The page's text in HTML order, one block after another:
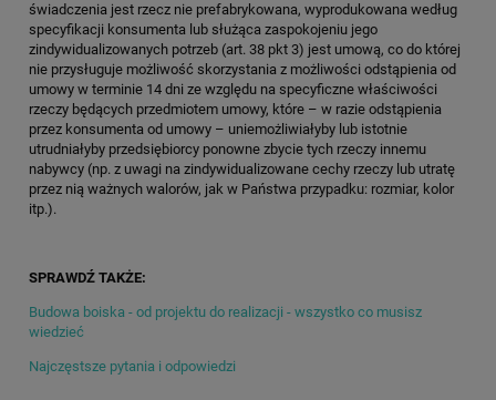
świadczenia jest rzecz nie prefabrykowana, wyprodukowana według
specyfikacji konsumenta lub służąca zaspokojeniu jego
zindywidualizowanych potrzeb (art. 38 pkt 3) jest umową, co do której
nie przysługuje możliwość skorzystania z możliwości odstąpienia od
umowy w terminie 14 dni ze względu na specyficzne właściwości
rzeczy będących przedmiotem umowy, które – w razie odstąpienia
przez konsumenta od umowy – uniemożliwiałyby lub istotnie
utrudniałyby przedsiębiorcy ponowne zbycie tych rzeczy innemu
nabywcy (np. z uwagi na zindywidualizowane cechy rzeczy lub utratę
przez nią ważnych walorów, jak w Państwa przypadku: rozmiar, kolor
itp.).
SPRAWDŹ TAKŻE:
Budowa boiska - od projektu do realizacji - wszystko co musisz
wiedzieć
Najczęstsze pytania i odpowiedzi